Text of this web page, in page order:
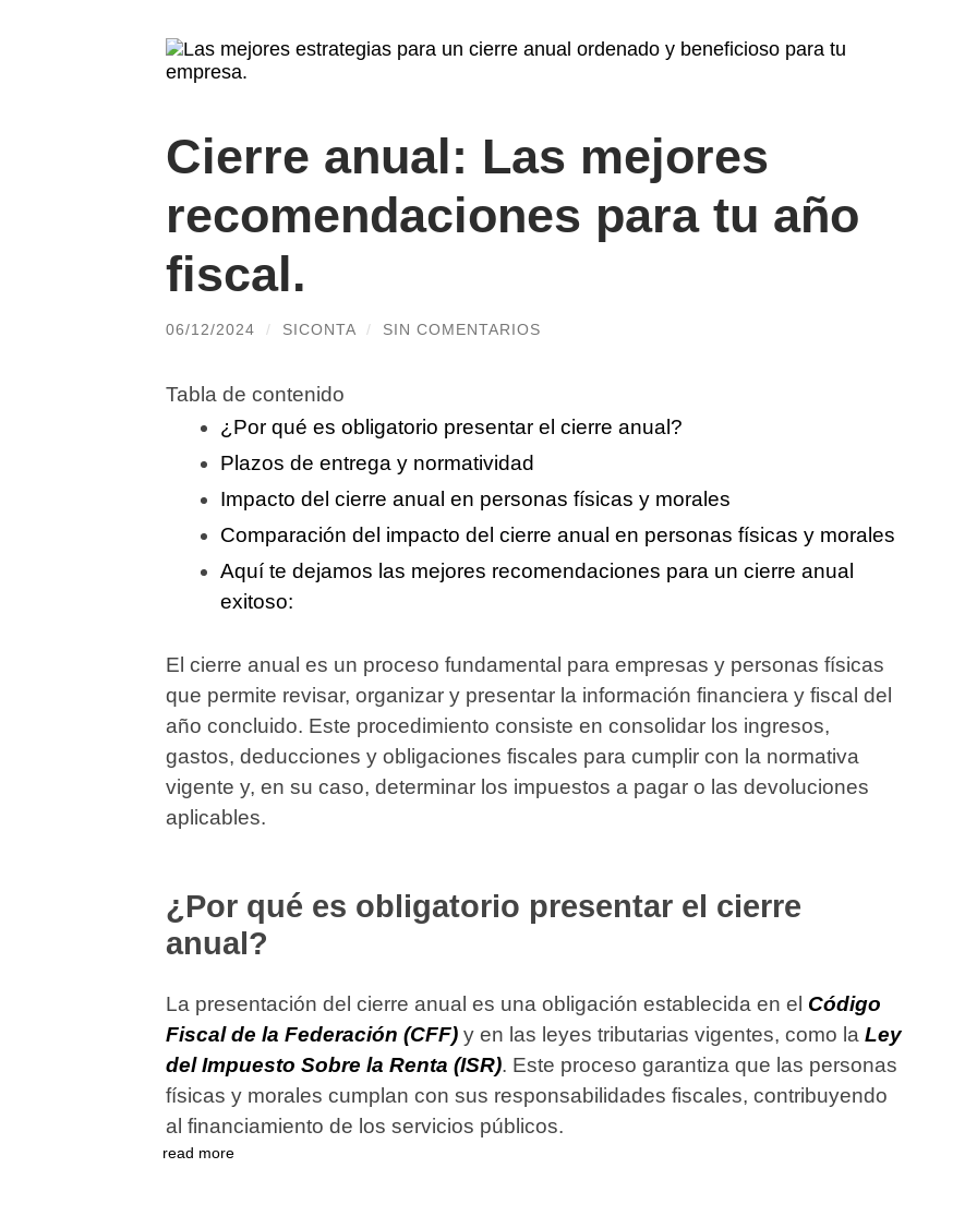
Cierre anual: Las mejores
recomendaciones para tu año
fiscal.
06/12/2024 / SICONTA / SIN COMENTARIOS
Tabla de contenido
¿Por qué es obligatorio presentar el cierre anual?
Plazos de entrega y normatividad
Impacto del cierre anual en personas físicas y morales
Comparación del impacto del cierre anual en personas físicas y morales
Aquí te dejamos las mejores recomendaciones para un cierre anual
exitoso:
El cierre anual es un proceso fundamental para empresas y personas físicas
que permite revisar, organizar y presentar la información financiera y fiscal del
año concluido. Este procedimiento consiste en consolidar los ingresos,
gastos, deducciones y obligaciones fiscales para cumplir con la normativa
vigente y, en su caso, determinar los impuestos a pagar o las devoluciones
aplicables.
¿Por qué es obligatorio presentar el cierre
anual?
La presentación del cierre anual es una obligación establecida en el Código
Fiscal de la Federación (CFF) y en las leyes tributarias vigentes, como la Ley
del Impuesto Sobre la Renta (ISR). Este proceso garantiza que las personas
físicas y morales cumplan con sus responsabilidades fiscales, contribuyendo
al financiamiento de los servicios públicos.
read more